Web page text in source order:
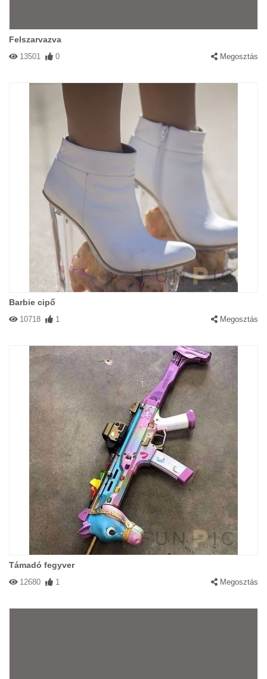
Felszarvazva
13501 0 Megosztás
Barbie cipő
10718 1 Megosztás
Támadó fegyver
12680 1 Megosztás